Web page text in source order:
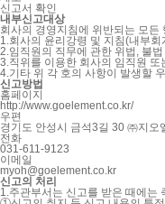
신고서 확인
내부신고대상
회사의 경영지침에 위반되는 모든
1. 회사의 윤리강령 및 지침(내부
2. 임직원의 직무에 관한 위법, 불
3. 직위를 이용한 회사의 임직원
4. 기타 위 각 호의 사항이 발생할
신고방법
홈페이지
http://www.goelement.co.kr/
우편
경기도 안성시 금석3길 30 ㈜지
전화
031-611-9123
이메일
myoh@goelement.co.kr
신고의 처리
1. 주관부서는 신고를 받은 때에는